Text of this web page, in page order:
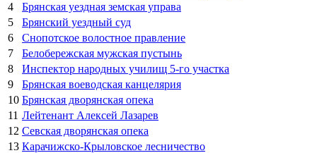
4
Брянская уездная земская управа
5
Брянский уездный суд
6
Снопотское волостное правление
7
Белобережская мужская пустынь
8
Инспектор народных училищ 5-го участка
9
Брянская воеводская канцелярия
10 Брянская дворянская опека
11 Лейтенант Алексей Лазарев
12 Севская дворянская опека
13 Карачижско-Крыловское лесничество